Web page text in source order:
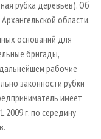
рубка деревьев). Об
области.
оснований для
бригады,
рабочие
законности рубки
имеет
г. по середину